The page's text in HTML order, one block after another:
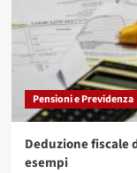
Pensioni e Previdenza
Deduzione fiscale
esempi